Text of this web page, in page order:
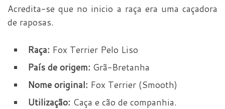
Acredita-se que no inicio a raça era uma caçadora
de raposas.
Raça: Fox Terrier Pelo Liso
País de origem: Grã-Bretanha
Nome original: Fox Terrier (Smooth)
Utilização: Caça e cão de companhia.